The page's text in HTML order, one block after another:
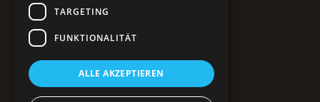
Reiseinfos & Tipps
Impressum
Datenschutz
TARGETING
FUNKTIONALITÄT
ALLE AKZEPTIEREN